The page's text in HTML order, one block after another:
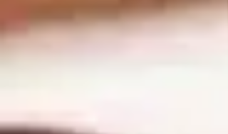
JUSTIFICAÇÃO